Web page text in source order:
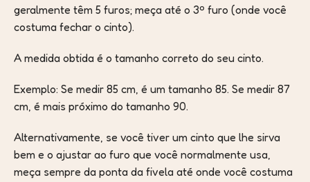
geralmente têm 5 furos; meça até o 3º furo (onde você
costuma fechar o cinto).
A medida obtida é o tamanho correto do seu cinto.
Exemplo: Se medir 85 cm, é um tamanho 85. Se medir 87
cm, é mais próximo do tamanho 90.
Alternativamente, se você tiver um cinto que lhe sirva
bem e o ajustar ao furo que você normalmente usa,
meça sempre da ponta da fivela até onde você costuma